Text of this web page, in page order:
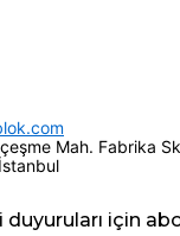
Mah. Fabrika
duyuruları için